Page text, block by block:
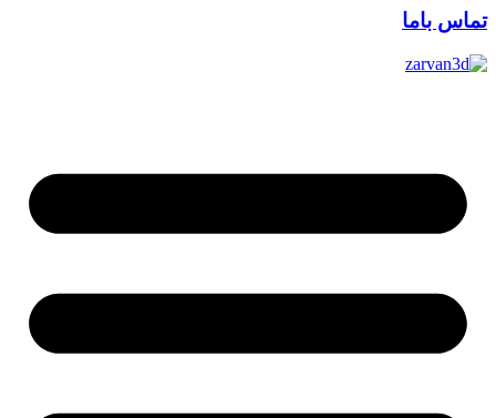
تماس باما